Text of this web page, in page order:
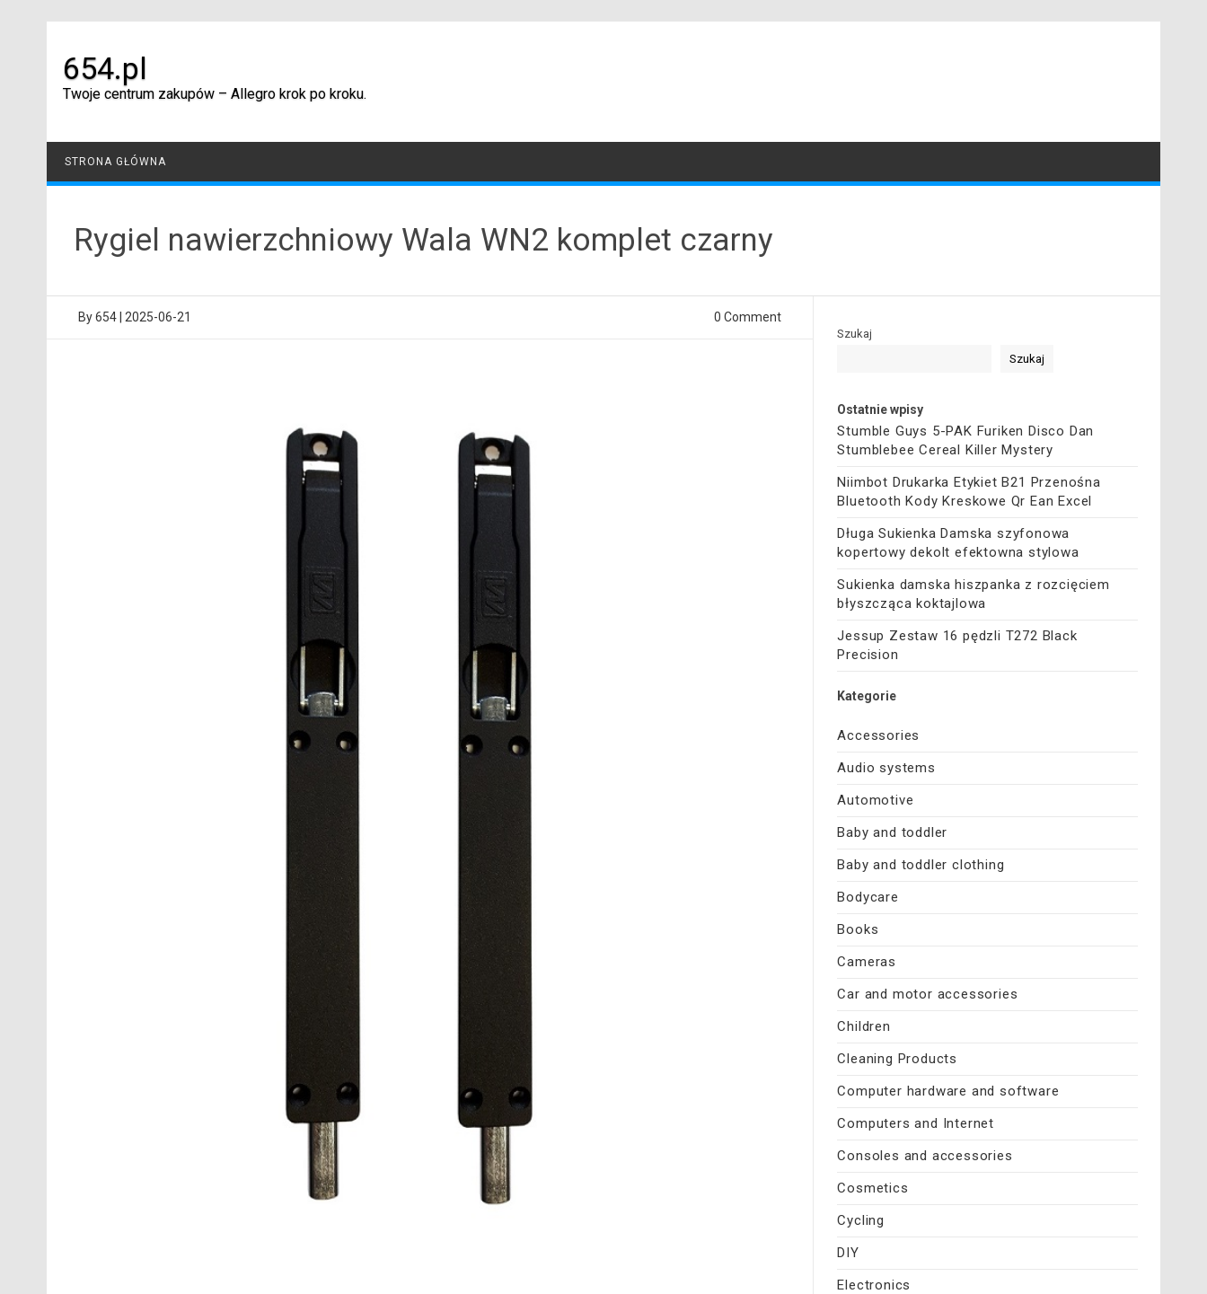
654.pl
Twoje centrum zakupów – Allegro krok po kroku.
STRONA GŁÓWNA
Rygiel nawierzchniowy Wala WN2 komplet czarny
By654 2025-06-21 0 Comment
Szukaj
Szukaj
Ostatnie wpisy
Stumble Guys 5-PAK Furiken Disco Dan
Stumblebee Cereal Killer Mystery
Niimbot Drukarka Etykiet B21 Przenośna
Bluetooth Kody Kreskowe Qr Ean Excel
Długa Sukienka Damska szyfonowa
kopertowy dekolt efektowna stylowa
Sukienka damska hiszpanka z rozcięciem
błyszcząca koktajlowa
Jessup Zestaw 16 pędzli T272 Black
Precision
Kategorie
Accessories
Audio systems
Automotive
Baby and toddler
Baby and toddler clothing
Bodycare
Books
Cameras
Car and motor accessories
Children
Cleaning Products
Computer hardware and software
Computers and Internet
Consoles and accessories
Cosmetics
Cycling
DIY
Electronics